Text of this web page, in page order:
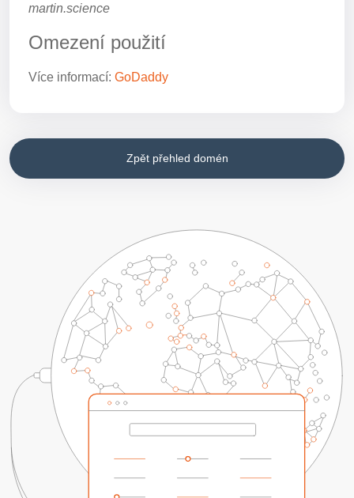
martin.science
Omezení použití
Více informací: GoDaddy
Zpět přehled domén